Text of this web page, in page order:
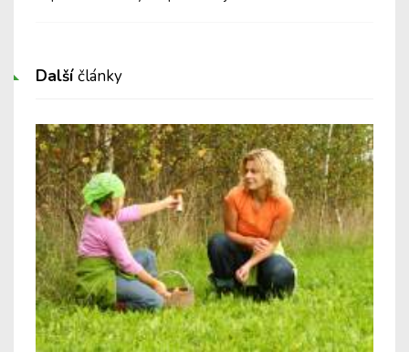
Dalšíčlánky